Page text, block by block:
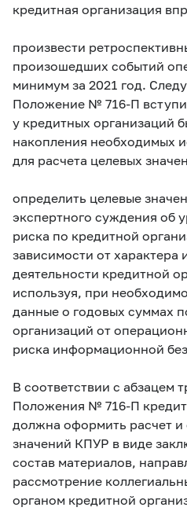
кредитная организация
произвести
произошедших событий
минимум за 2021 год.
Положение № 716-П
у кредитных организаций
накопления необходимых
для расчета целевых
определить целевые
экспертного суждения об
риска по кредитной
зависимости от характера
деятельности кредитной
используя, при
данные о годовых суммах
организаций от
риска информационной
В соответствии с абзацем
Положения № 716-П
должна оформить расчет и
значений КПУР в виде
состав материалов,
рассмотрение
органом кредитной